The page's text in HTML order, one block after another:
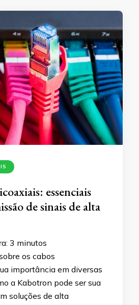
essenciais
de sinais de alta
3 minutos
os cabos
importância em diversas
a Kabotron pode ser sua
soluções de alta